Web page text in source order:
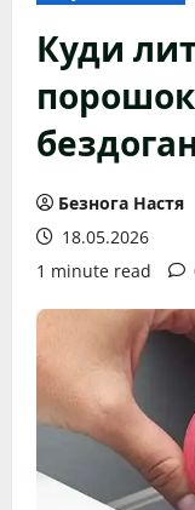
Куди
Безнога Настя
18.05.2026
1 minute read